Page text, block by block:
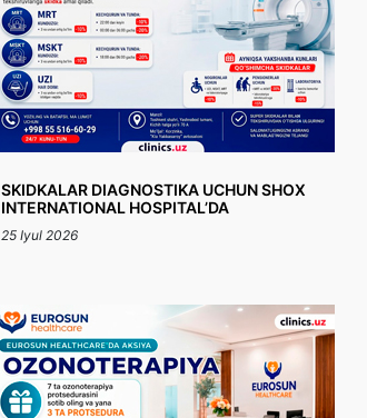
SKIDKALAR DIAGNOSTIKA UCHUN SHOX
INTERNATIONAL HOSPITAL’DA
25 Iyul 2026